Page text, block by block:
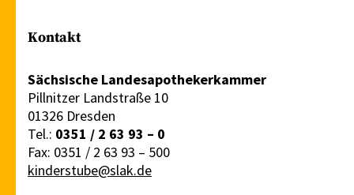
Kontakt
Sächsische Landesapothekerkammer
Pillnitzer Landstraße 10
01326 Dresden
Tel.: 0351 / 2 63 93 – 0
Fax: 0351 / 2 63 93 – 500
kinderstube@slak.de